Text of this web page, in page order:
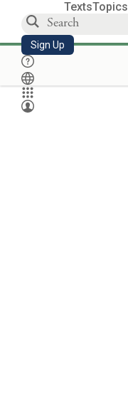
TextsTopics
Sign Up